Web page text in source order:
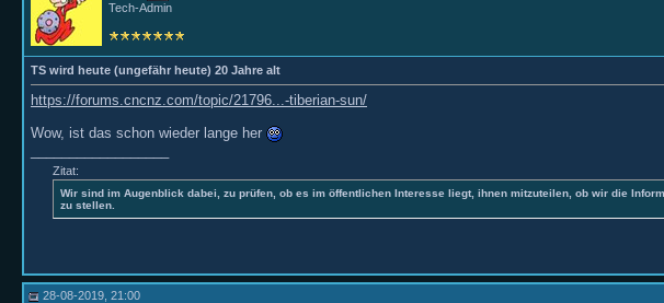
Tech-Admin
TS wird heute (ungefähr heute) 20 Jahre alt
https://forums.cncnz.com/topic/21796...-tiberian-sun/
Wow, ist das schon wieder lange her
Zitat:
Wir sind im Augenblick dabei, zu prüfen, ob es im öffentlichen Interesse liegt, ihnen mitzuteilen, ob wir die
zu stellen.
28-08-2019, 21:00